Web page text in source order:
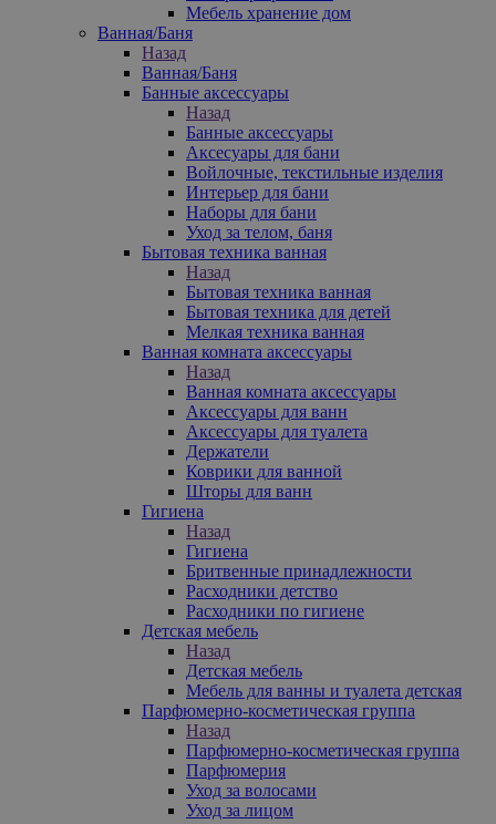
Мебель хранение дом
Ванная/Баня
Назад
Ванная/Баня
Банные аксессуары
Назад
Банные аксессуары
Аксесуары для бани
Войлочные, текстильные изделия
Интерьер для бани
Наборы для бани
Уход за телом, баня
Бытовая техника ванная
Назад
Бытовая техника ванная
Бытовая техника для детей
Мелкая техника ванная
Ванная комната аксессуары
Назад
Ванная комната аксессуары
Аксессуары для ванн
Аксессуары для туалета
Держатели
Коврики для ванной
Шторы для ванн
Гигиена
Назад
Гигиена
Бритвенные принадлежности
Расходники детство
Расходники по гигиене
Детская мебель
Назад
Детская мебель
Мебель для ванны и туалета детская
Парфюмерно-косметическая группа
Назад
Парфюмерно-косметическая группа
Парфюмерия
Уход за волосами
Уход за лицом